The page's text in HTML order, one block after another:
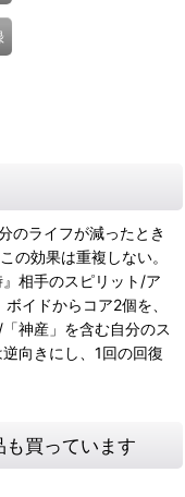
のライフが減ったとき
の効果は重複しない。
相手のスピリット/ア
イドからコア2個を、
神産」を含む自分のス
向きにし、1回の回復
買っています